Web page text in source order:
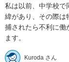
私は以前、中学校で
緯があり、その際は
捕されたら不利に働
ます。
Kuroda さん